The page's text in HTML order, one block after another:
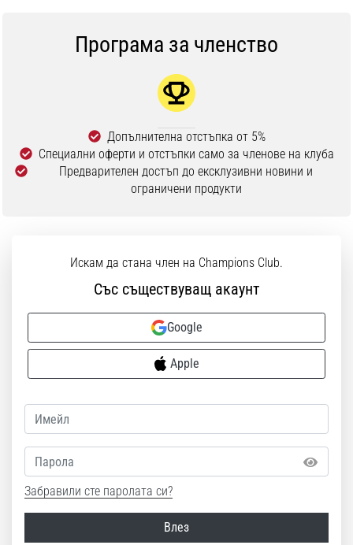
Програма за членство
Допълнителна отстъпка от 5%
Специални оферти и отстъпки само за членове на клуба
Предварителен достъп до ексклузивни новини и
ограничени продукти
Искам да стана член на Champions Club.
Със съществуващ акаунт
Google
Apple
Парола
Забравили сте паролата си?
Влез